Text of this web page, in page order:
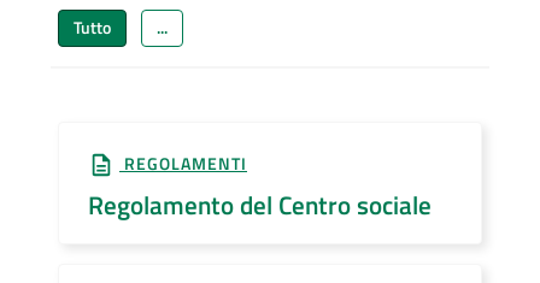
Tutto ...
REGOLAMENTI
Regolamento del Centro sociale